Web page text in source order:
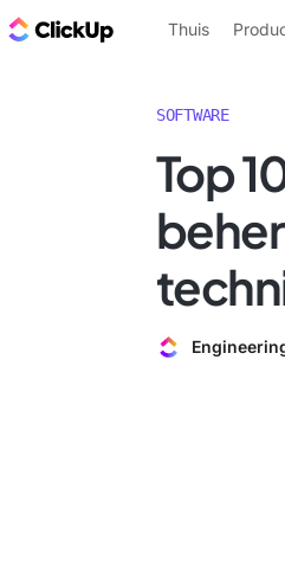
ClickUp Blog
Thuis
SOFTWARE
Top